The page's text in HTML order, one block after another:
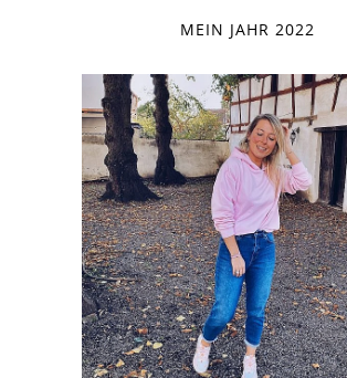
MEIN JAHR 2022